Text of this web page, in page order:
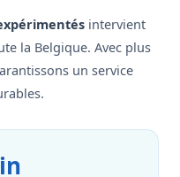
intervient
la Belgique. Avec plus
un service